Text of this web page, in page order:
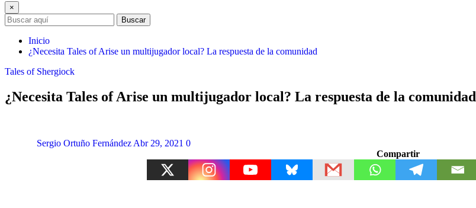
×
Buscar
Inicio
¿Necesita Tales of Arise un multijugador local? La respuesta de la comunidad
Tales of Shergiock
¿Necesita Tales of Arise un multijugador local? La respuesta de la comunidad
Sergio Ortuño Fernández Abr 29, 2021 0
Compartir